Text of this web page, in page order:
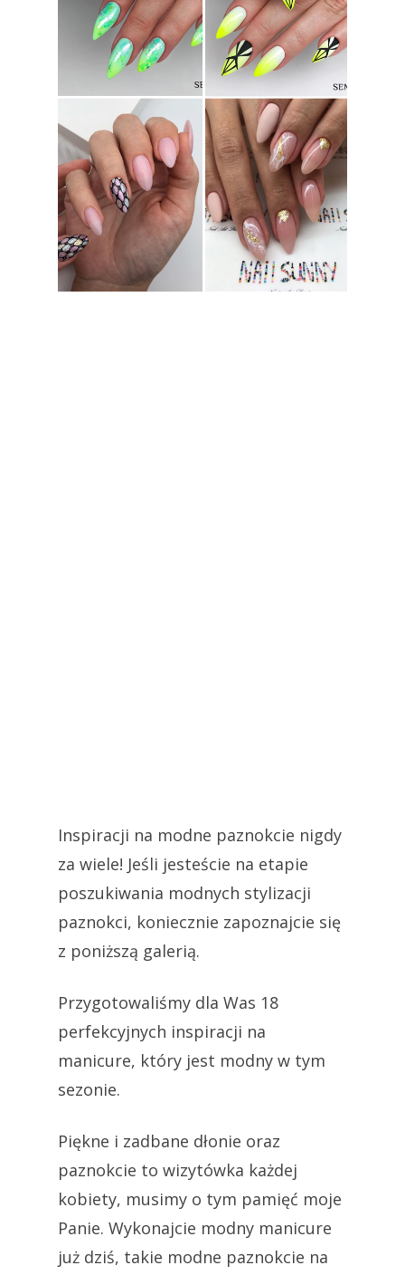
Inspiracji na modne paznokcie nigdy
za wiele! Jeśli jesteście na etapie
poszukiwania modnych stylizacji
paznokci, koniecznie zapoznajcie się
z poniższą galerią.
Przygotowaliśmy dla Was 18
perfekcyjnych inspiracji na
manicure, który jest modny w tym
sezonie.
Piękne i zadbane dłonie oraz
paznokcie to wizytówka każdej
kobiety, musimy o tym pamięć moje
Panie. Wykonajcie modny manicure
już dziś, takie modne paznokcie na